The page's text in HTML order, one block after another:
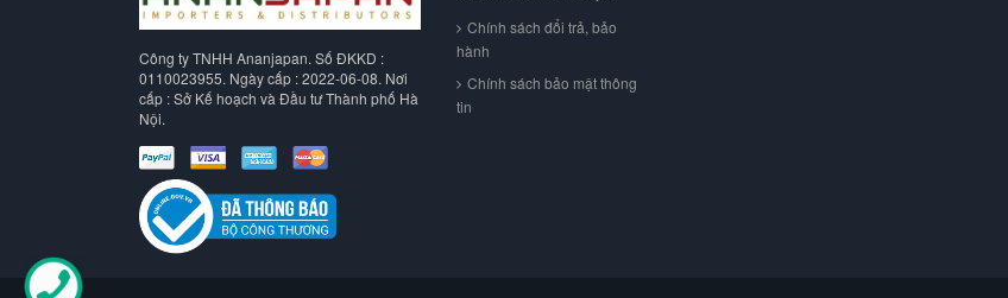
Công ty TNHH Ananjapan. Số ĐKKD :
0110023955. Ngày cấp : 2022-06-08. Nơi
cấp : Sở Kế hoạch và Đầu tư Thành phố Hà
Nội.
Chính sách đổi trả, bảo
hành
Chính sách bảo mật thông
tin